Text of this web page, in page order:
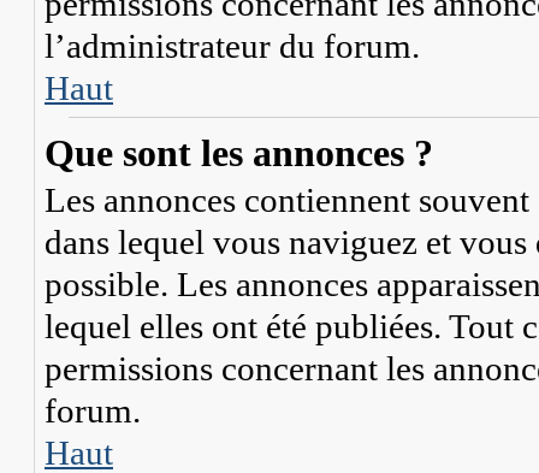
l’administrateur du forum.
Haut
Que sont les annonces ?
Les annonces contiennent
dans lequel vous naviguez et
possible. Les annonces
lequel elles ont été publiées. Tout
permissions concernant les
forum.
Haut